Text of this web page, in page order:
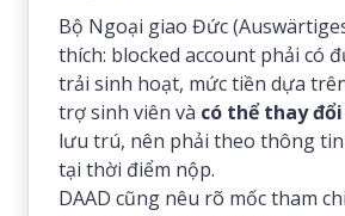
Bộ Ngoại giao Đức
thích: blocked account phải có
trải sinh hoạt, mức tiền dựa
trợ sinh viên và có thể thay đổi
lưu trú, nên phải theo thông
tại thời điểm nộp.
DAAD cũng nêu rõ mốc tham